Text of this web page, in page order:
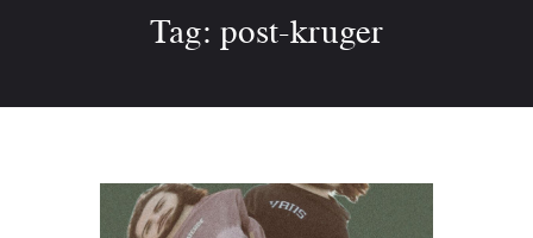
Tag: post-kruger